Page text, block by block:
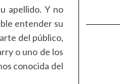
apellido. Y no
entender su
del público,
o uno de los
conocida del